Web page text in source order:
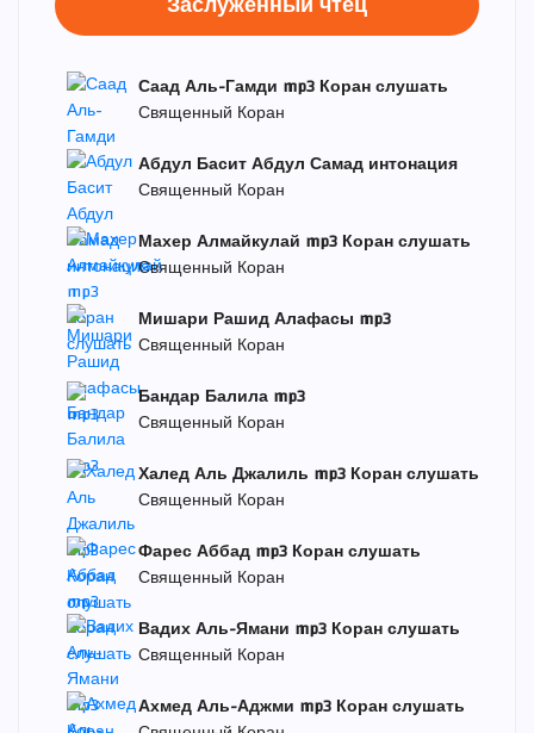
Саад Аль-Гамди mp3 Коран слушать
Священный Коран
Абдул Басит Абдул Самад интонация
Священный Коран
Махер Алмайкулай mp3 Коран слушать
Священный Коран
Мишари Рашид Алафасы mp3
Священный Коран
Бандар Балила mp3
Священный Коран
Халед Аль Джалиль mp3 Коран слушать
Священный Коран
Фарес Аббад mp3 Коран слушать
Священный Коран
Вадих Аль-Ямани mp3 Коран слушать
Священный Коран
Ахмед Аль-Аджми mp3 Коран слушать